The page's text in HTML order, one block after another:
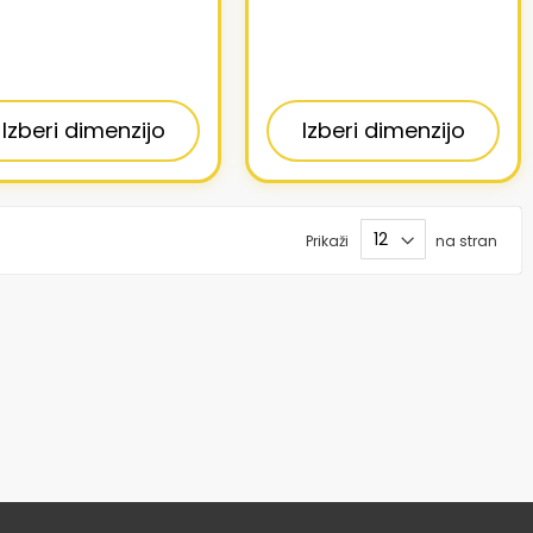
Izberi dimenzijo Izberi dimenzijo
Prikaži na stran